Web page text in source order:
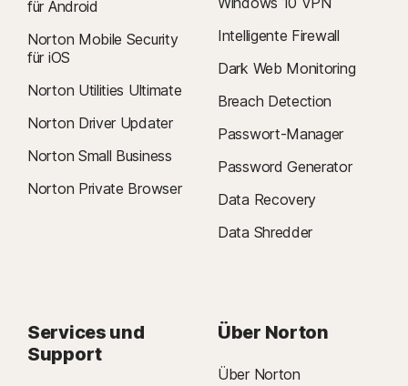
für Android
Norton Mobile Security
für iOS
Norton Utilities Ultimate
Norton Driver Updater
Norton Small Business
Norton Private Browser
Intelligente Firewall
Dark Web Monitoring
Breach Detection
Passwort-Manager
Password Generator
Data Recovery
Data Shredder
Services und
Support
Über Norton
Über Norton